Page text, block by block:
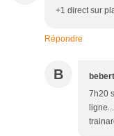
+1 direct sur
Répondre
B bebert
7h20